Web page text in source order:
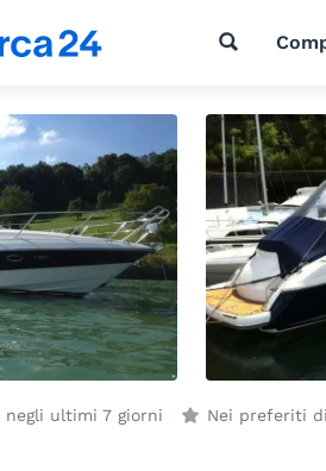
negli ultimi 7 giorni Nei preferiti di